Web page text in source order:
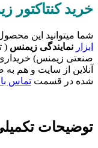
خرید کنتاکتور
شما میتوانید این
ابزار نمایندگی زیمنس (
صنعتی زیمنس) خریداری
آنلاین از سایت و هم
شده در قسمت تماس با
توضیحات